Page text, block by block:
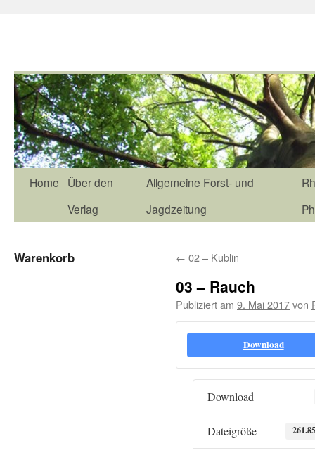
Home
Über den
Verlag
Allgemeine Forst- und
Jagdzeitung
← 02 – Kublin
03 – Rauch
Publiziert am 9. Mai 2017von
Download
Download
Dateigröße
Warenkorb